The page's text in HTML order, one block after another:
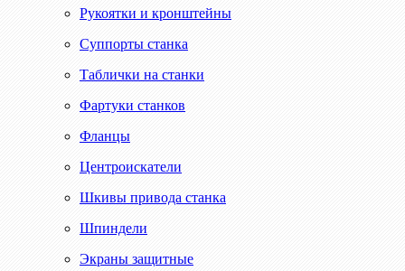
Рукоятки и кронштейны
Суппорты станка
Таблички на станки
Фартуки станков
Фланцы
Центроискатели
Шкивы привода станка
Шпиндели
Экраны защитные